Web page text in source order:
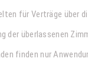
für Verträge über
der überlassenen
finden nur